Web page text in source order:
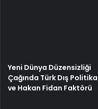
Yeni Dünya Düzensizliği
Çağında Türk Dış
ve Hakan Fidan Faktörü